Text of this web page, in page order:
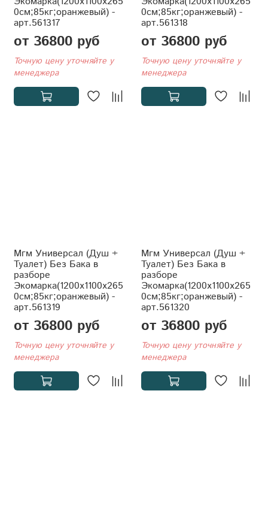
0см;85кг;оранжевый) -
арт.561317
от 36800 руб
Точную цену уточняйте у
менеджера
0см;85кг;оранжевый) -
арт.561318
от 36800 руб
Точную цену уточняйте у
менеджера
Мгм Универсал (Душ +
Туалет) Без Бака в
разборе
Экомарка(1200x1100x265
0см;85кг;оранжевый) -
арт.561319
от 36800 руб
Точную цену уточняйте у
менеджера
Мгм Универсал (Душ +
Туалет) Без Бака в
разборе
Экомарка(1200x1100x265
0см;85кг;оранжевый) -
арт.561320
от 36800 руб
Точную цену уточняйте у
менеджера